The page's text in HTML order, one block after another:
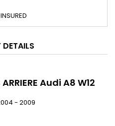
Audi A8 W12
- 2009